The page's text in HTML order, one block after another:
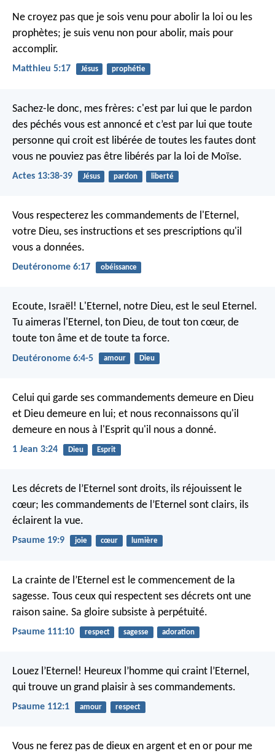
Ne croyez pas que je sois venu pour abolir la loi ou les
prophètes; je suis venu non pour abolir, mais pour
accomplir.
Matthieu 5:17 Jésus prophétie
Sachez-le donc, mes frères: c'est par lui que le pardon
des péchés vous est annoncé et c’est par lui que toute
personne qui croit est libérée de toutes les fautes dont
vous ne pouviez pas être libérés par la loi de Moïse.
Actes 13:38-39 Jésus pardon liberté
Vous respecterez les commandements de l'Eternel,
votre Dieu, ses instructions et ses prescriptions qu'il
vous a données.
Deutéronome 6:17 obéissance
Ecoute, Israël! L'Eternel, notre Dieu, est le seul Eternel.
Tu aimeras l'Eternel, ton Dieu, de tout ton cœur, de
toute ton âme et de toute ta force.
Deutéronome 6:4-5 amour Dieu
Celui qui garde ses commandements demeure en Dieu
et Dieu demeure en lui; et nous reconnaissons qu'il
demeure en nous à l'Esprit qu'il nous a donné.
1 Jean 3:24 Dieu Esprit
Les décrets de l’Eternel sont droits, ils réjouissent le
cœur; les commandements de l’Eternel sont clairs, ils
éclairent la vue.
Psaume 19:9 joie cœur lumière
La crainte de l’Eternel est le commencement de la
sagesse. Tous ceux qui respectent ses décrets ont une
raison saine. Sa gloire subsiste à perpétuité.
Psaume 111:10 respect sagesse adoration
Louez l’Eternel! Heureux l’homme qui craint l’Eternel,
qui trouve un grand plaisir à ses commandements.
Psaume 112:1 amour respect
Vous ne ferez pas de dieux en argent et en or pour me